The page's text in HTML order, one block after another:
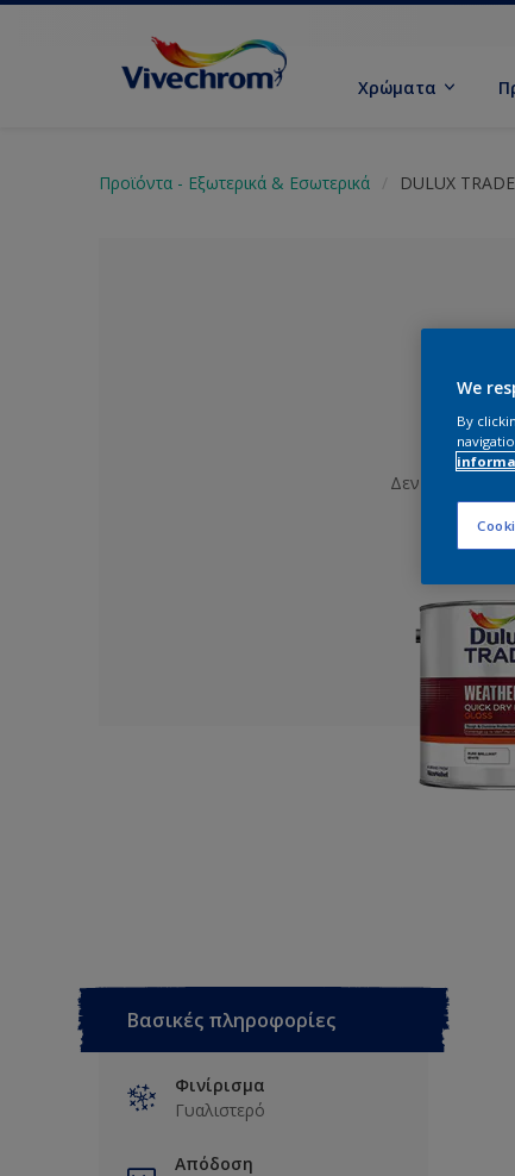
Χρώματα
Προϊόντα - Εξωτερικά & Εσωτερικά DULUX
Δεν έχει
Βασικές πληροφορίες
Φινίρισμα
Γυαλιστερό
Απόδοση
We
By